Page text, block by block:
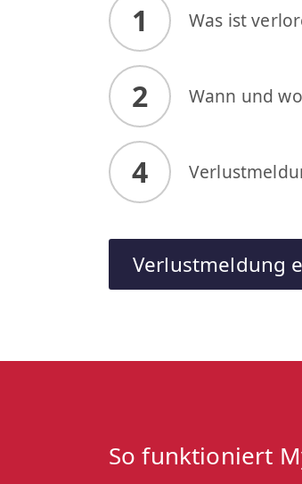
1 Was ist
2 Wann und
4
Verlustmeldung
So funktioniert